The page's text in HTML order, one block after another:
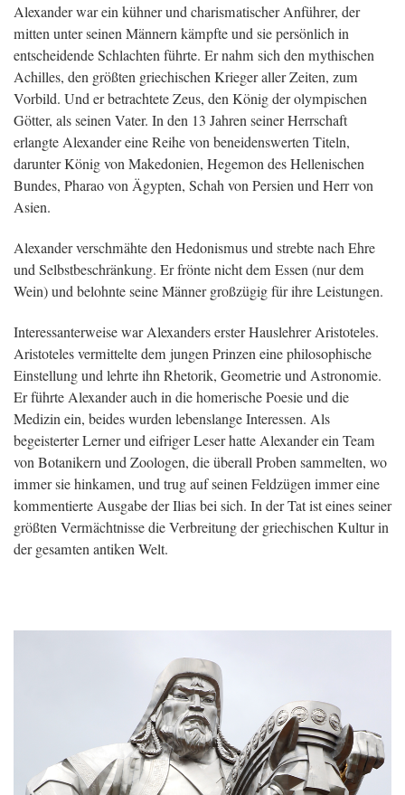
Alexander war ein kühner und charismatischer Anführer, der
mitten unter seinen Männern kämpfte und sie persönlich in
entscheidende Schlachten führte. Er nahm sich den mythischen
Achilles, den größten griechischen Krieger aller Zeiten, zum
Vorbild. Und er betrachtete Zeus, den König der olympischen
Götter, als seinen Vater. In den 13 Jahren seiner Herrschaft
erlangte Alexander eine Reihe von beneidenswerten Titeln,
darunter König von Makedonien, Hegemon des Hellenischen
Bundes, Pharao von Ägypten, Schah von Persien und Herr von
Asien.
Alexander verschmähte den Hedonismus und strebte nach Ehre
und Selbstbeschränkung. Er frönte nicht dem Essen (nur dem
Wein) und belohnte seine Männer großzügig für ihre Leistungen.
Interessanterweise war Alexanders erster Hauslehrer Aristoteles.
Aristoteles vermittelte dem jungen Prinzen eine philosophische
Einstellung und lehrte ihn Rhetorik, Geometrie und Astronomie.
Er führte Alexander auch in die homerische Poesie und die
Medizin ein, beides wurden lebenslange Interessen. Als
begeisterter Lerner und eifriger Leser hatte Alexander ein Team
von Botanikern und Zoologen, die überall Proben sammelten, wo
immer sie hinkamen, und trug auf seinen Feldzügen immer eine
kommentierte Ausgabe der Ilias bei sich. In der Tat ist eines seiner
größten Vermächtnisse die Verbreitung der griechischen Kultur in
der gesamten antiken Welt.